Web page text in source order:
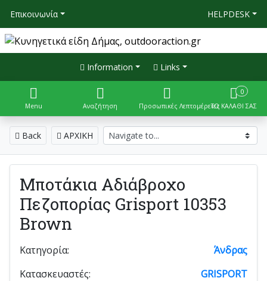
Επικοινωνία HELPDESK
Information Links
Menu Αναζήτηση Προσωπικές Λεπτομέρειες
0
ΤΟ ΚΑΛΑΘΙ ΣΑΣ
Back ΑΡΧΙΚΗ
Μποτάκια Αδιάβροχο
Πεζοπορίας Grisport 10353
Brown
Κατηγορία:
Άνδρας
Κατασκευαστές:
GRISPORT